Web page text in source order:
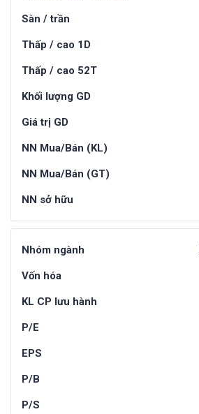
Sàn / trần
Thấp / cao 1D
Thấp / cao 52T
Khối lượng GD
Giá trị GD
NN Mua/Bán (KL)
NN Mua/Bán (GT)
NN sở hữu
Nhóm ngành
Vốn hóa
KL CP lưu hành
P/E
EPS
P/B
P/S